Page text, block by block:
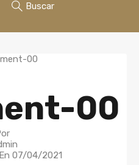
Buscar
00
07/04/2021